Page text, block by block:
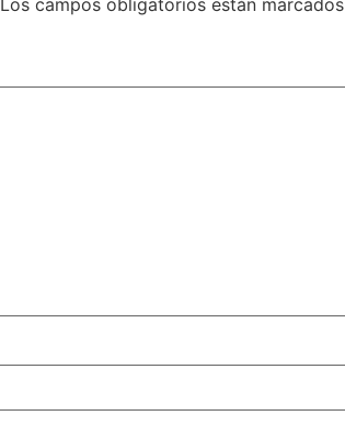
Los campos obligatorios están marcados